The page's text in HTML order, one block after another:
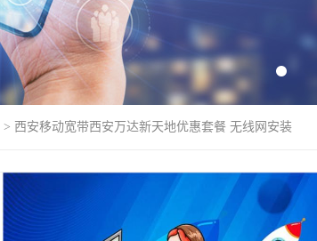
> 西安移动宽带西安万达新天地优惠套餐 无线网安装